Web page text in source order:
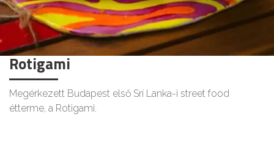
Rotigami
Megérkezett Budapest első Srí Lanka-i street food
étterme, a Rotigami.